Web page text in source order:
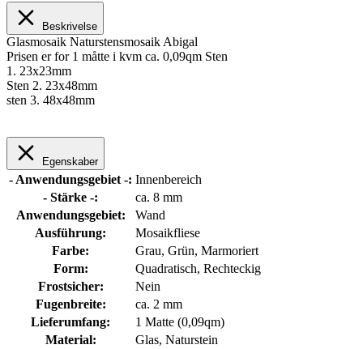
Beskrivelse
Glasmosaik Naturstensmosaik Abigal
Prisen er for 1 måtte i kvm ca. 0,09qm Sten
1. 23x23mm
Sten 2. 23x48mm
sten 3. 48x48mm
Egenskaber
- Anwendungsgebiet -: Innenbereich
- Stärke -:
ca. 8 mm
Anwendungsgebiet:
Wand
Ausführung:
Mosaikfliese
Farbe:
Grau, Grün, Marmoriert
Form:
Quadratisch, Rechteckig
Frostsicher:
Nein
Fugenbreite:
ca. 2 mm
Lieferumfang:
1 Matte (0,09qm)
Material:
Glas, Naturstein